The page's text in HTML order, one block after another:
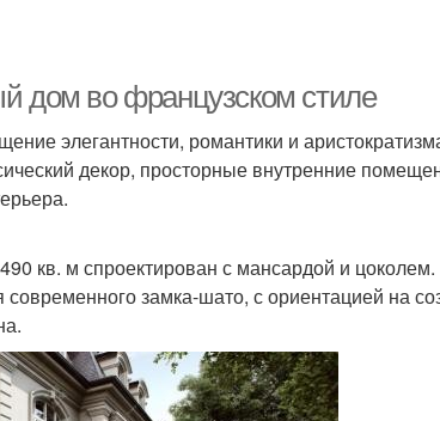
дом во французском стиле
элегантности, романтики и
декор, просторные внутренние
кв. м спроектирован с мансардой и
замка-шато, с ориентацией на